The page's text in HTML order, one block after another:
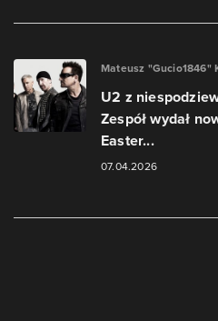
Mateusz "Gucio1846"
U2 z
Zespół wydał
Easter...
07.04.2026